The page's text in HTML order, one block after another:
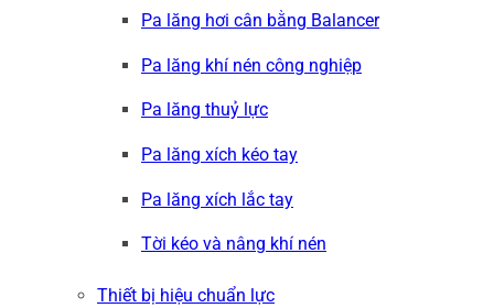
Pa lăng hơi cân bằng Balancer
Pa lăng khí nén công nghiệp
Pa lăng thuỷ lực
Pa lăng xích kéo tay
Pa lăng xích lắc tay
Tời kéo và nâng khí nén
Thiết bị hiệu chuẩn lực